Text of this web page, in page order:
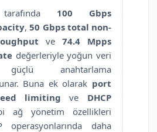
100 Gbps
,50 Gbps total non-
ve 74.4 Mpps
değerleriyle yoğun veri
güçlü anahtarlama
Buna ek olarak port
limiting ve DHCP
ağ yönetim özellikleri
operasyonlarında daha